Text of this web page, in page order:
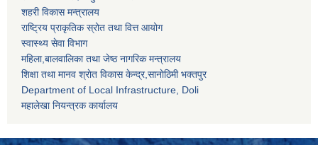
शहरी विकास मन्त्रालय
राष्ट्रिय प्राकृतिक स्रोत तथा वित्त आयोग
स्वास्थ्य सेवा विभाग
महिला,बालवालिका तथा जेष्ठ नागरिक मन्त्रालय
शिक्षा तथा मानव श्राेत विकास केन्द्र,सानाेठिमी भक्तपुर
Department of Local Infrastructure, Doli
महालेखा नियन्त्रक कार्यालय